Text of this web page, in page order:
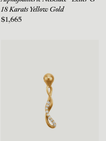
18 Karats Yellow Gold
$1,665